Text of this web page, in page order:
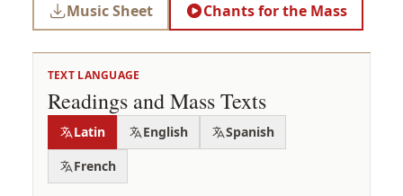
Music Sheet Chants for the Mass
TEXT LANGUAGE
Readings and Mass Texts
Latin English
Spanish
French